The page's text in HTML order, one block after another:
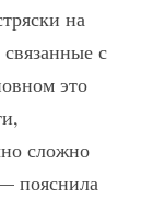
на
с
это
сложно
пояснила